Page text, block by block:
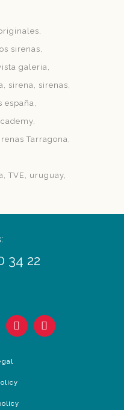
sirenas
galeria
sirena
sirenas
españa
Tarragona
TVE
uruguay
34 22